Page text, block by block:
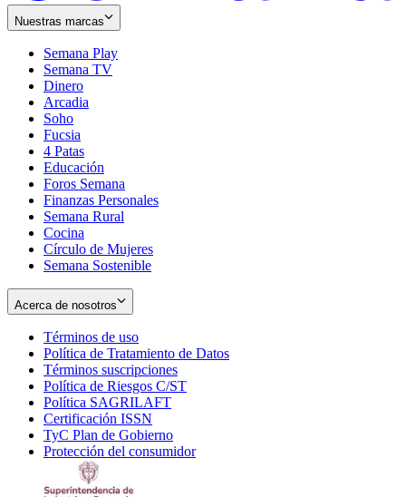
Nuestras marcas
Semana Play
Semana TV
Dinero
Arcadia
Soho
in
new
window
Fucsia
in
new
window
4 Patas
Educación
Foros Semana
Finanzas Personales
Semana Rural
Cocina
Círculo de Mujeres
Semana Sostenible
Acerca de nosotros
Términos de uso
in
new
window
Política de Tratamiento de Datos
Términos suscripciones
in
Política de Riesgos C/ST
Política SAGRILAFT
new
window
Certificación ISSN
in
new
TyC Plan de Gobierno
in
Protección del consumidorOpens